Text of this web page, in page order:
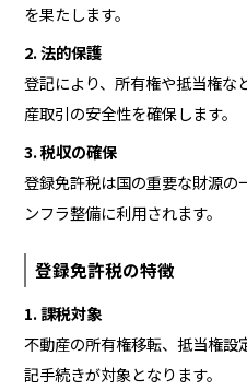
を果たします。
2. 法的保護
登記により、所有権や抵当権な
産取引の安全性を確保します。
3. 税収の確保
登録免許税は国の重要な財源の
ンフラ整備に利用されます。
登録免許税の特徴
1. 課税対象
不動産の所有権移転、抵当権
記手続きが対象となります。